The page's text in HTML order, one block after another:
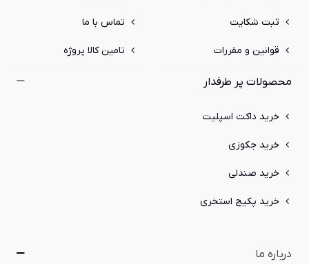
ثبت شکایت
قوانین و مقررات
تماس با ما
تامین کالا پروژه
محصولات پر طرفدار
خرید داکت اسپلیت
خرید جکوزی
خرید صندلی
خرید پکیج استخری
درباره ما